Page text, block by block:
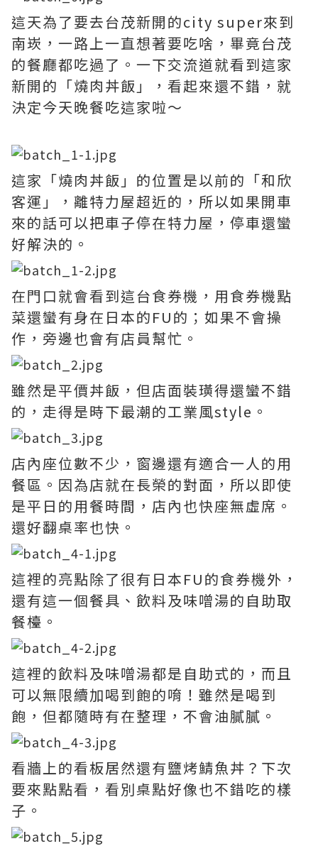
這天為了要去台茂新開的city super來到
南崁，一路上一直想著要吃啥，畢竟台茂
的餐廳都吃過了。一下交流道就看到這家
新開的「燒肉丼飯」，看起來還不錯，就
決定今天晚餐吃這家啦～
這家「燒肉丼飯」的位置是以前的「和欣
客運」，離特力屋超近的，所以如果開車
來的話可以把車子停在特力屋，停車還蠻
好解決的。
在門口就會看到這台食券機，用食券機點
菜還蠻有身在日本的FU的；如果不會操
作，旁邊也會有店員幫忙。
雖然是平價丼飯，但店面裝璜得還蠻不錯
的，走得是時下最潮的工業風style。
店內座位數不少，窗邊還有適合一人的用
餐區。因為店就在長榮的對面，所以即使
是平日的用餐時間，店內也快座無虛席。
還好翻桌率也快。
這裡的亮點除了很有日本FU的食券機外，
還有這一個餐具、飲料及味噌湯的自助取
餐檯。
這裡的飲料及味噌湯都是自助式的，而且
可以無限續加喝到飽的唷！雖然是喝到
飽，但都隨時有在整理，不會油膩膩。
看牆上的看板居然還有鹽烤鯖魚丼？下次
要來點點看，看別桌點好像也不錯吃的樣
子。